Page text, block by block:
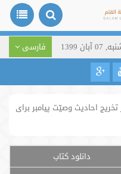
1399 فارسی
تخریج احادیث وصیّت پیامبر برای
دانلود کتاب